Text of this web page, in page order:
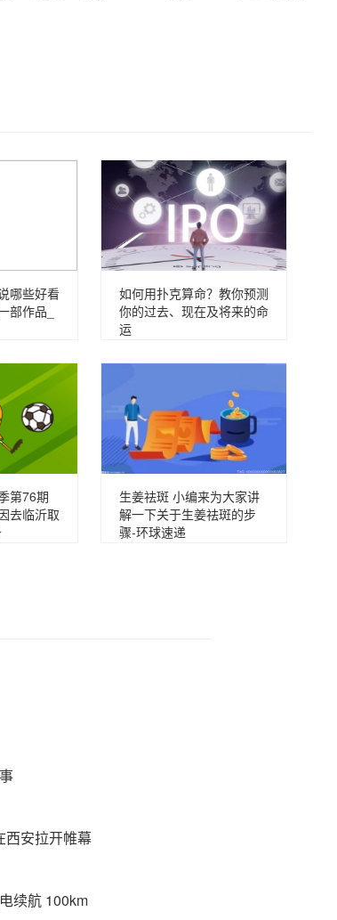
哪些好看
部作品_
如何用扑克算命？教你预测
你的过去、现在及将来的命
运
第76期
去临沂取
生姜祛斑 小编来为大家讲
解一下关于生姜祛斑的步
骤-环球速递
西安拉开帷幕
续航 100km